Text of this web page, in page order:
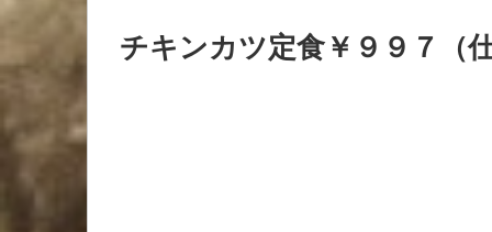
チキンカツ定食￥９９７（